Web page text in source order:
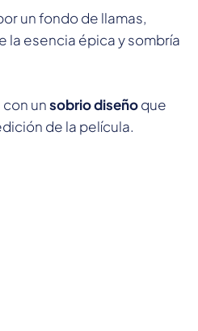
un fondo de llamas,
esencia épica y sombría
unsobrio diseñoque
de la película.